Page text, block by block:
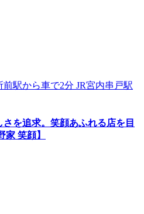
駅から車で2分 JR宮内串戸駅
を追求。笑顔あふれる店を目
笑顔】